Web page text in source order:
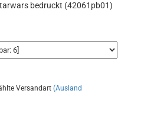
bedruckt (42061pb01)
Versandart (Ausland